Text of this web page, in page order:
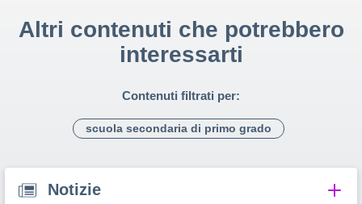
Altri contenuti che potrebbero
interessarti
Contenuti filtrati per:
scuola secondaria di primo grado
Notizie